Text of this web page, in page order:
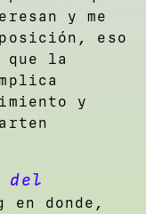
y me
eso
la
y
del
en donde,